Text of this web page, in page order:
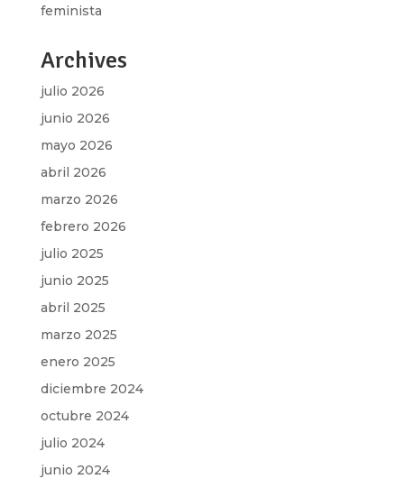
feminista
Archives
julio 2026
junio 2026
mayo 2026
abril 2026
marzo 2026
febrero 2026
julio 2025
junio 2025
abril 2025
marzo 2025
enero 2025
diciembre 2024
octubre 2024
julio 2024
junio 2024